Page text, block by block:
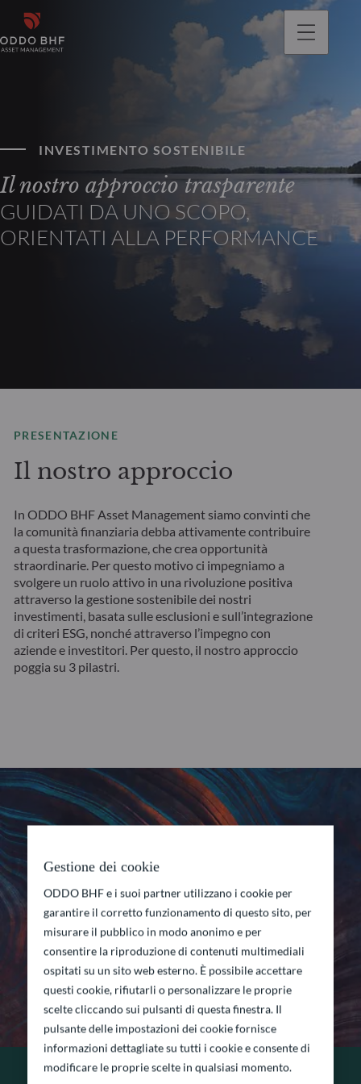
INVESTIMENTO SOSTENIBILE
Il nostro approccio trasparente
GUIDATI DA UNO SCOPO,
ORIENTATI ALLA PERFORMANCE
PRESENTAZIONE
Il nostro approccio
In ODDO BHF Asset Management siamo convinti che
la comunità finanziaria debba attivamente contribuire
a questa trasformazione, che crea opportunità
straordinarie. Per questo motivo ci impegniamo a
svolgere un ruolo attivo in una rivoluzione positiva
attraverso la gestione sostenibile dei nostri
investimenti, basata sulle esclusioni e sull’integrazione
di criteri ESG, nonché attraverso l’impegno con
aziende e investitori. Per questo, il nostro approccio
poggia su 3 pilastri.
Gestione dei cookie
ODDO BHF e i suoi partner utilizzano i cookie per
garantire il corretto funzionamento di questo sito, per
misurare il pubblico in modo anonimo e per
consentire la riproduzione di contenuti multimediali
ospitati su un sito web esterno. È possibile accettare
questi cookie, rifiutarli o personalizzare le proprie
scelte cliccando sui pulsanti di questa finestra. Il
pulsante delle impostazioni dei cookie fornisce
informazioni dettagliate su tutti i cookie e consente di
modificare le proprie scelte in qualsiasi momento.